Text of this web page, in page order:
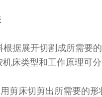
展开切割成所需要的
机床类型和工作原理可
床切剪出所需要的形